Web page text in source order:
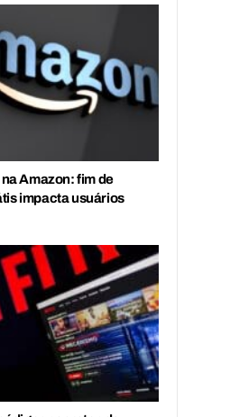
Amazon: fim de
impacta usuários